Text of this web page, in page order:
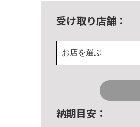
受け取り店舗：
お店を選ぶ
納期目安：